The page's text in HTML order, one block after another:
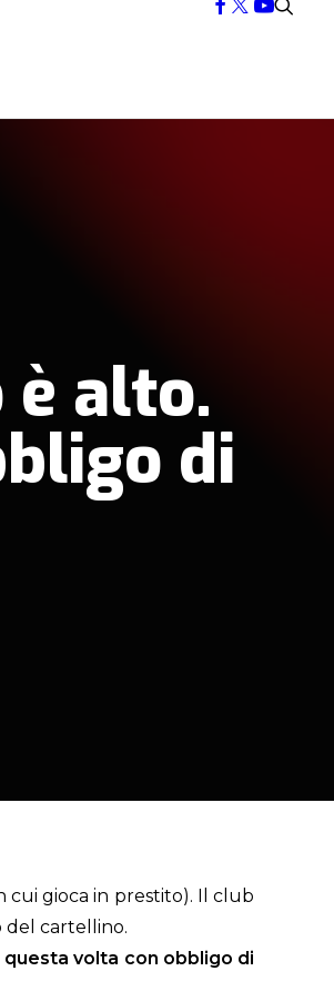
alto.
di
cui gioca in prestito). Il club
del cartellino.
volta con obbligo di